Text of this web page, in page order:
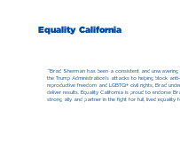
Equality California
“Brad Sherman has been a consistent and
the Trump Administration's attacks to helping block
reproductive freedom and LGBTQ+ civil rights, Brad
deliver results. Equality California is proud to endorse
strong ally and partner in the fight for full, lived equality